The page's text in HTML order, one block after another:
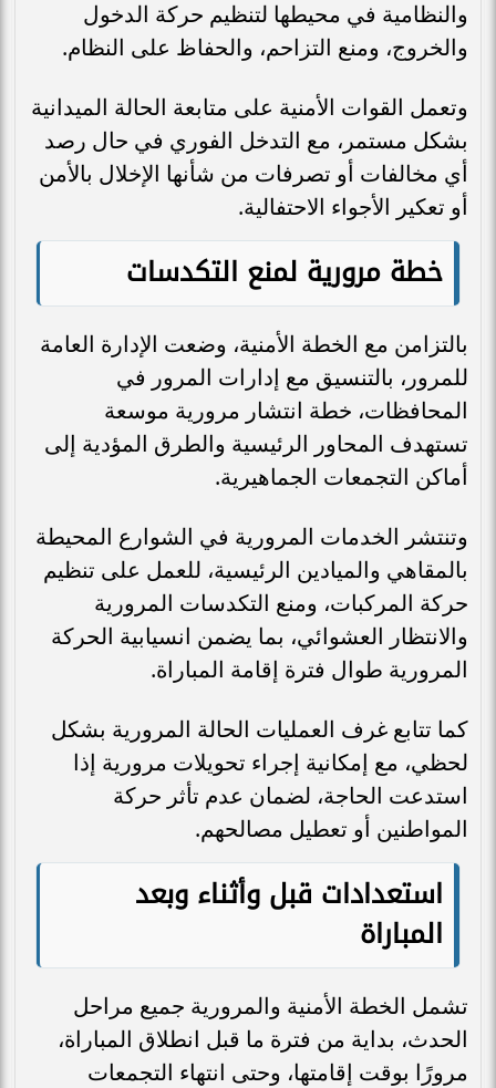
والنظامية في محيطها لتنظيم حركة الدخول
والخروج، ومنع التزاحم، والحفاظ على النظام.
وتعمل القوات الأمنية على متابعة الحالة الميدانية
بشكل مستمر، مع التدخل الفوري في حال رصد
أي مخالفات أو تصرفات من شأنها الإخلال بالأمن
أو تعكير الأجواء الاحتفالية.
خطة مرورية لمنع التكدسات
بالتزامن مع الخطة الأمنية، وضعت الإدارة العامة
للمرور، بالتنسيق مع إدارات المرور في
المحافظات، خطة انتشار مرورية موسعة
تستهدف المحاور الرئيسية والطرق المؤدية إلى
أماكن التجمعات الجماهيرية.
وتنتشر الخدمات المرورية في الشوارع المحيطة
بالمقاهي والميادين الرئيسية، للعمل على تنظيم
حركة المركبات، ومنع التكدسات المرورية
والانتظار العشوائي، بما يضمن انسيابية الحركة
المرورية طوال فترة إقامة المباراة.
كما تتابع غرف العمليات الحالة المرورية بشكل
لحظي، مع إمكانية إجراء تحويلات مرورية إذا
استدعت الحاجة، لضمان عدم تأثر حركة
المواطنين أو تعطيل مصالحهم.
استعدادات قبل وأثناء وبعد
المباراة
تشمل الخطة الأمنية والمرورية جميع مراحل
الحدث، بداية من فترة ما قبل انطلاق المباراة،
مرورًا بوقت إقامتها، وحتى انتهاء التجمعات